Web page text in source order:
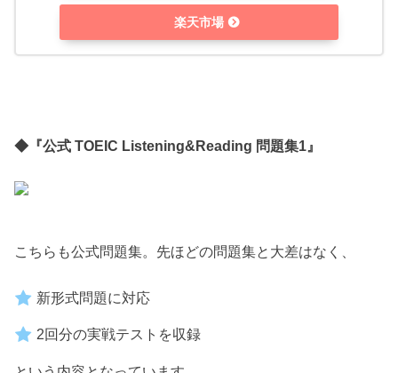
楽天市場
◆『公式 TOEIC Listening&Reading 問題集1』
こちらも公式問題集。先ほどの問題集と大差はなく、
新形式問題に対応
2回分の実戦テストを収録